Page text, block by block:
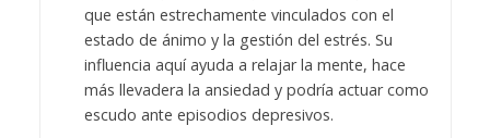
que están estrechamente vinculados con el
estado de ánimo y la gestión del estrés. Su
influencia aquí ayuda a relajar la mente, hace
más llevadera la ansiedad y podría actuar como
escudo ante episodios depresivos.